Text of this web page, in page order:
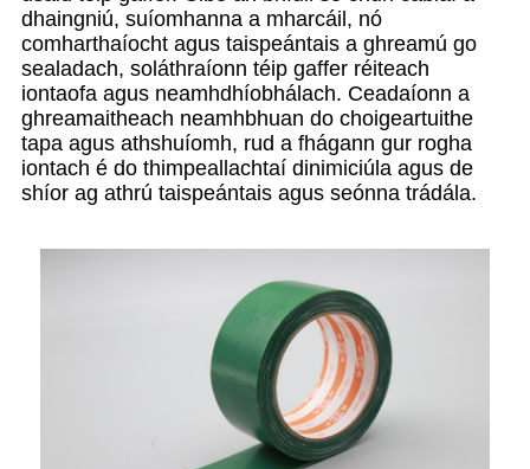
dhaingniú, suíomhanna a mharcáil, nó
comharthaíocht agus taispeántais a ghreamú go
sealadach, soláthraíonn téip gaffer réiteach
iontaofa agus neamhdhíobhálach. Ceadaíonn a
ghreamaitheach neamhbhuan do choigeartuithe
tapa agus athshuíomh, rud a fhágann gur rogha
iontach é do thimpeallachtaí dinimiciúla agus de
shíor ag athrú taispeántais agus seónna trádála.